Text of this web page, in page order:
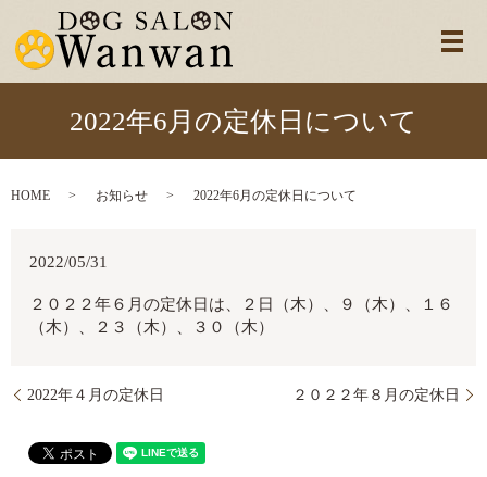
メ
2022年6月の定休日について
HOME お知らせ 2022年6月の定休日について
2022/05/31
２０２２年６月の定休日は、２日（木）、９（木）、１６
（木）、２３（木）、３０（木）
2022年４月の定休日 ２０２２年８月の定休日